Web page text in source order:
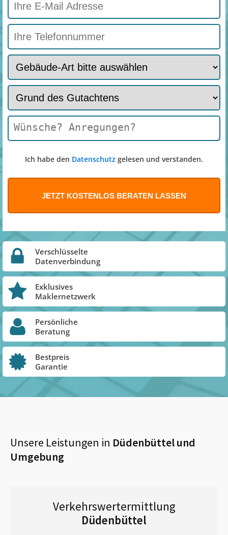
Ich habe den Datenschutz gelesen und verstanden.
Verschlüsselte
Datenverbindung
Exklusives
Maklernetzwerk
Persönliche
Beratung
Bestpreis
Garantie
Unsere Leistungen in Düdenbüttelund
Umgebung
Verkehrswertermittlung
Düdenbüttel